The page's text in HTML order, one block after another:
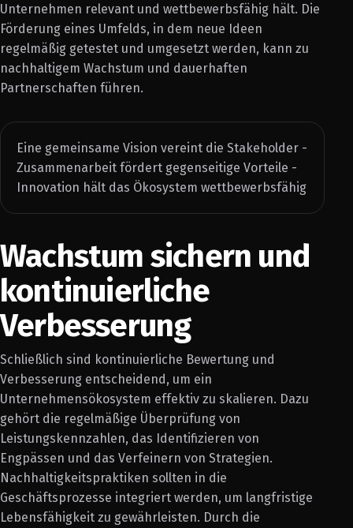
Unternehmen relevant und wettbewerbsfähig hält. Die
Förderung eines Umfelds, in dem neue Ideen
regelmäßig getestet und umgesetzt werden, kann zu
nachhaltigem Wachstum und dauerhaften
Partnerschaften führen.
Eine gemeinsame Vision vereint die Stakeholder -
Zusammenarbeit fördert gegenseitige Vorteile -
Innovation hält das Ökosystem wettbewerbsfähig
Wachstum sichern und
kontinuierliche
Verbesserung
Schließlich sind kontinuierliche Bewertung und
Verbesserung entscheidend, um ein
Unternehmensökosystem effektiv zu skalieren. Dazu
gehört die regelmäßige Überprüfung von
Leistungskennzahlen, das Identifizieren von
Engpässen und das Verfeinern von Strategien.
Nachhaltigkeitspraktiken sollten in die
Geschäftsprozesse integriert werden, um langfristige
Lebensfähigkeit zu gewährleisten. Durch die